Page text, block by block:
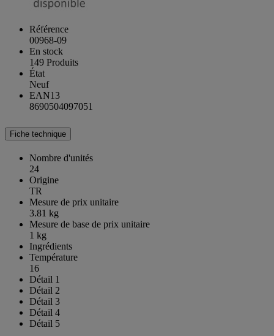
Référence
00968-09
En stock
149 Produits
État
Neuf
EAN13
8690504097051
Fiche technique
Nombre d'unités
24
Origine
TR
Mesure de prix unitaire
3.81 kg
Mesure de base de prix unitaire
1 kg
Ingrédients
Température
16
Détail 1
Détail 2
Détail 3
Détail 4
Détail 5